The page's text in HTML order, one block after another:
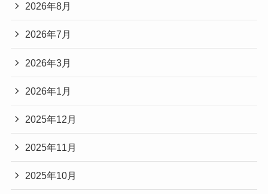
2026年8月
2026年7月
2026年3月
2026年1月
2025年12月
2025年11月
2025年10月